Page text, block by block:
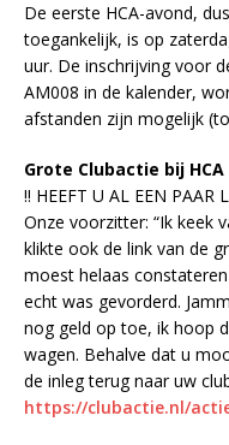
De eerste HCA-avond,
toegankelijk, is op
uur. De inschrijving voor
AM008 in de kalender,
afstanden zijn mogelijk
Grote Clubactie bij HCA
!! HEEFT U AL EEN PAAR
Onze voorzitter: “Ik keek
klikte ook de link van de
moest helaas
echt was gevorderd.
nog geld op toe, ik hoop
wagen. Behalve dat u
de inleg terug naar uw
https://clubactie.nl/